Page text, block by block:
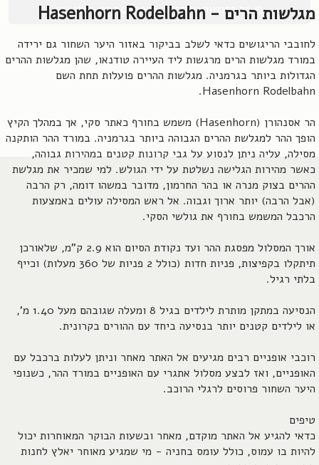
מגלשות הרים - Hasenhorn Rodelbahn
לחובבי הריגושים כדאי לשלב בביקור באזור היער השחור גם ירידה
במורד מגלשות הרים מרגשות ליד העיירה טודנאו, שהן מגלשות ההרים
הגדולות ביותר בגרמניה. מגלשות ההרים פועלות תחת השם
Hasenhorn Rodelbahn.
הר אסנהורן (Hasenhorn) משמש בחורף כאתר סקי, אך במהלך הקיץ
הופך ההר למגלשת ההרים הגבוהה ביותר בגרמניה. במורד ההר הותקנה
מסילה, עליה ניתן לנסוע על גבי קרונות קטנים במהירות גבוהה,
כאשר מהירות הגלישה נשלטת על ידי הגולש. למי שמכיר את מגלשת
ההרים בצוק מנרה או בהר החרמון, מדובר במשהו דומה, רק הרבה
(אבל הרבה) יותר ארוך וגבוה. אל ראש המסילה עולים באמצעות
הרכבל המשמש בחורף את גולשי הסקי.
אורך המסלול מפסגת ההר ועד נקודת הסיום הוא 2.9 ק"מ, שלאורכן
תיתקלו בקפיצות, פניות חדות (כולל 2 פניות של 360 מעלות) וכייף
בלתי רגיל.
הנסיעה במתקן מותרת לילדים בגיל 8 ומעלה שגובהם מעל 1.40 מ',
או לילדים קטנים יותר בנסיעה ביחד עם ההורים בקרונית.
רוכבי אופניים רבים מגיעים אל האתר מאחר וניתן לעלות ברכבל עם
האופניים, ואז לבצע מסלול אתגרי עם האופניים במורד ההר, כשנופי
היער השחור פרוסים לרגלי הרוכב.
טיפים
כדאי להגיע אל האתר מוקדם, מאחר ובשעות הבוקר המאוחרות יכול
להיות בו עמוס, כולל עומס בחניה - מי שמגיע מאוחר יאלץ לחנות
© כל הזכויות שמורות, 2004-2026, אורן שץ